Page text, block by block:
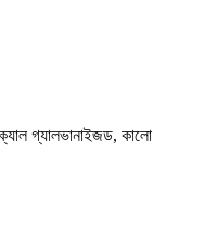
গ্যালভানাইজড, কালো